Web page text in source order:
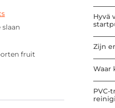
fruit
Hyvä
Zijn
Waar
PVC-